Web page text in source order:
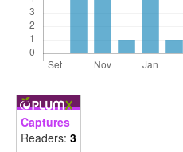
Captures
Readers: 3